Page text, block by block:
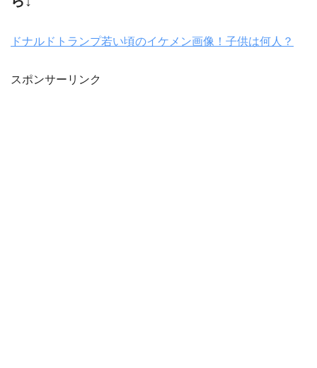
ドナルドトランプ若い頃のイケメン画像！子供は何人？
スポンサーリンク